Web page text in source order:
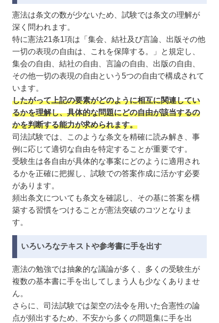
憲法は条文の数が少ないため、試験では条文の理解が
深く問われます。
特に憲法21条1項は「集会、結社及び言論、出版その他
一切の表現の自由は、これを保障する。」と規定し、
集会の自由、結社の自由、言論の自由、出版の自由、
その他一切の表現の自由という5つの自由で構成されて
います。
したがって上記の要素がどのように相互に関連してい
るかを理解し、具体的な問題にどの自由が該当するの
かを判断する能力が求められます。
司法試験では、このような条文を精確に読み解き、事
例に応じて適切な自由を特定することが重要です。
受験生は各自由が具体的な事案にどのように適用され
るかを正確に把握し、試験での答案作成に活かす必要
があります。
頻出条文についても条文を確認し、その基に答案を構
築する習慣をつけることが憲法突破のコツとなりま
す。
いろいろなテキストや参考書に手を出す
憲法の勉強では抽象的な議論が多く、多くの受験生が
複数の基本書に手を出してしまう人も少なくありませ
ん。
さらに、司法試験では架空の法令を用いた合憲性の論
点が頻出するため、不安から多くの問題集に手を出